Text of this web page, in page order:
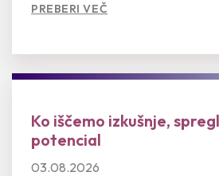
PREBERI VEČ
Ko iščemo izkušnje,
potencial
03.08.2026